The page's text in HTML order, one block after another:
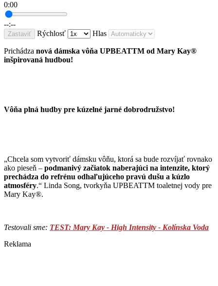
0:00
--:--
Zastaviť Rýchlosť Hlas
Prichádza nová dámska vôňa UPBEATTM od Mary Kay®
inšpirovaná hudbou!
Vôňa plná hudby pre kúzelné jarné dobrodružstvo!
„Chcela som vytvoriť dámsku vôňu, ktorá sa bude rozvíjať rovnako
ako pieseň – podmanivý začiatok naberajúci na intenzite, ktorý
prechádza do refrénu odhaľujúceho pravú dušu a kúzlo
atmosféry.“ Linda Song, tvorkyňa UPBEATTM toaletnej vody pre
Mary Kay®.
Testovali sme: TEST: Mary Kay - High Intensity - Kolínska Voda
Reklama